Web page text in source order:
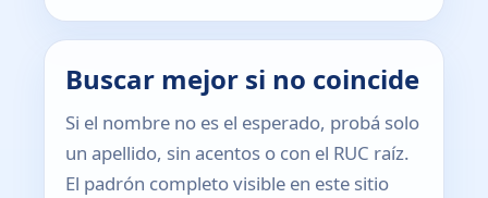
Buscar mejor si no coincide
Si el nombre no es el esperado, probá solo
un apellido, sin acentos o con el RUC raíz.
El padrón completo visible en este sitio